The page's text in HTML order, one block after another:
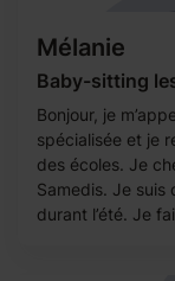
Mélanie
Baby-sitting
Bonjour, je
spécialisée et je
des écoles. Je
Samedis. Je suis
durant l’été. Je